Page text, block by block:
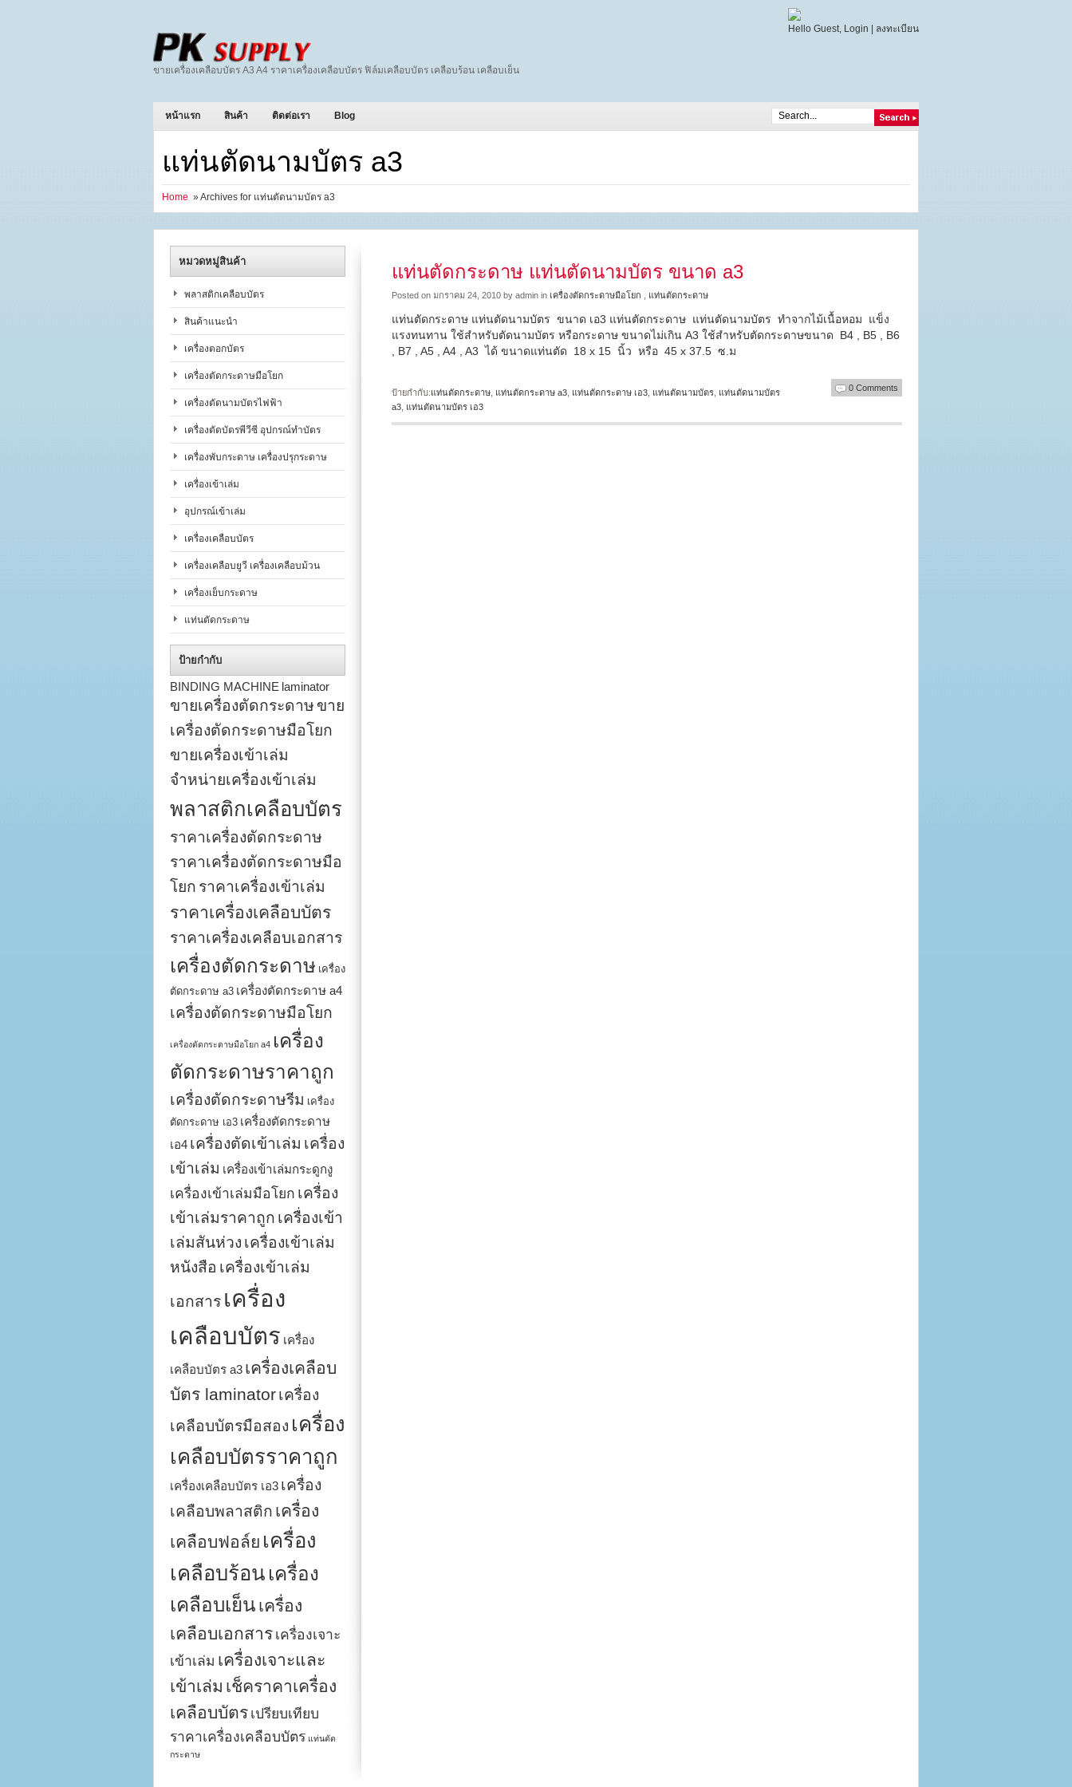
ขายเครื่องเคลือบบัตร A3 A4 ราคาเครื่องเคลือบบัตร ฟิล์มเคลือบบัตร เคลือบร้อน เคลือบเย็น
Hello Guest, Login ลงทะเบียน
หน้าแรก สินค้า ติดต่อเรา Blog
แท่นตัดนามบัตร a3
Home » Archives for แท่นตัดนามบัตร a3
แท่นตัดกระดาษ แท่นตัดนามบัตร ขนาด a3
Posted on มกราคม 24, 2010 by admin in เครื่องตัดกระดาษมือโยก แท่นตัดกระดาษ
แท่นตัดกระดาษ แท่นตัดนามบัตร ขนาด เอ3 แท่นตัดกระดาษ แท่นตัดนามบัตร ทำจากไม้เนื้อหอม แข็ง
แรงทนทาน ใช้สำหรับตัดนามบัตร หรือกระดาษ ขนาดไม่เกิน A3 ใช้สำหรับตัดกระดาษขนาด B4 , B5 , B6
, B7 , A5 , A4 , A3 ได้ ขนาดแท่นตัด 18 x 15 นิ้ว หรือ 45 x 37.5 ซ.ม
ป้ายกำกับ:แท่นตัดกระดาษ แท่นตัดกระดาษ a3 แท่นตัดกระดาษ เอ3 แท่นตัดนามบัตร แท่นตัดนามบัตร
a3 แท่นตัดนามบัตร เอ3
0 Comments
หมวดหมู่สินค้า
พลาสติกเคลือบบัตร
สินค้าแนะนำ
เครื่องตอกบัตร
เครื่องตัดกระดาษมือโยก
เครื่องตัดนามบัตรไฟฟ้า
เครื่องตัดบัตรพีวีซี อุปกรณ์ทำบัตร
เครื่องพับกระดาษ เครื่องปรุกระดาษ
เครื่องเข้าเล่ม
อุปกรณ์เข้าเล่ม
เครื่องเคลือบบัตร
เครื่องเคลือบยูวี เครื่องเคลือบม้วน
เครื่องเย็บกระดาษ
แท่นตัดกระดาษ
ป้ายกำกับ
BINDING MACHINE laminator
ขายเครื่องตัดกระดาษ ขาย
เครื่องตัดกระดาษมือโยก
ขายเครื่องเข้าเล่ม
จำหน่ายเครื่องเข้าเล่ม
พลาสติกเคลือบบัตร
ราคาเครื่องตัดกระดาษ
ราคาเครื่องตัดกระดาษมือ
โยก ราคาเครื่องเข้าเล่ม
ราคาเครื่องเคลือบบัตร
ราคาเครื่องเคลือบเอกสาร
เครื่องตัดกระดาษ เครื่อง
ตัดกระดาษ a3 เครื่องตัดกระดาษ a4
เครื่องตัดกระดาษมือโยก
เครื่องตัดกระดาษมือโยก a4 เครื่อง
ตัดกระดาษราคาถูก
เครื่องตัดกระดาษรีม เครื่อง
ตัดกระดาษ เอ3 เครื่องตัดกระดาษ
เอ4 เครื่องตัดเข้าเล่ม เครื่อง
เข้าเล่ม เครื่องเข้าเล่มกระดูกงู
เครื่องเข้าเล่มมือโยก เครื่อง
เข้าเล่มราคาถูก เครื่องเข้า
เล่มสันห่วง เครื่องเข้าเล่ม
หนังสือ เครื่องเข้าเล่ม
เอกสาร เครื่อง
เคลือบบัตร เครื่อง
เคลือบบัตร a3 เครื่องเคลือบ
บัตร laminatorเครื่อง
เคลือบบัตรมือสอง เครื่อง
เคลือบบัตรราคาถูก
เครื่องเคลือบบัตร เอ3 เครื่อง
เคลือบพลาสติก เครื่อง
เคลือบฟอล์ย เครื่อง
เคลือบร้อน เครื่อง
เคลือบเย็น เครื่อง
เคลือบเอกสาร เครื่องเจาะ
เข้าเล่ม เครื่องเจาะและ
เข้าเล่ม เช็คราคาเครื่อง
เคลือบบัตร เปรียบเทียบ
ราคาเครื่องเคลือบบัตร แท่นตัด
กระดาษ